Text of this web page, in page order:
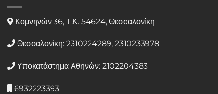
Κομνηνών 36, Τ.Κ. 54624, Θεσσαλονίκη
Θεσσαλονίκη: 2310224289, 2310233978
Υποκατάστημα Αθηνών: 2102204383
6932223393